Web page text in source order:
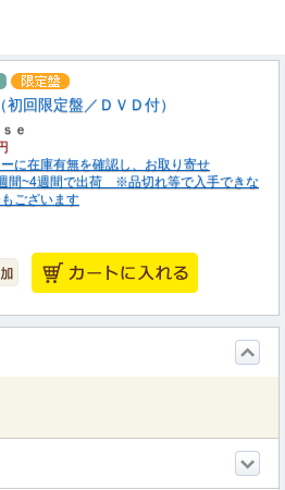
初回限定盤／ＤＶＤ付）
ｅ
に在庫有無を確認し、お取り寄せ
間~4週間で出荷 ※品切れ等で入手できな
ございます